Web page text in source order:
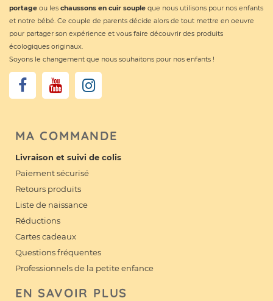
portage ou les chaussons en cuir souple que nous utilisons pour nos enfants
et notre bébé. Ce couple de parents décide alors de tout mettre en oeuvre
pour partager son expérience et vous faire découvrir des produits
écologiques originaux.
Soyons le changement que nous souhaitons pour nos enfants !
MA COMMANDE
Livraison et suivi de colis
Paiement sécurisé
Retours produits
Liste de naissance
Réductions
Cartes cadeaux
Questions fréquentes
Professionnels de la petite enfance
EN SAVOIR PLUS